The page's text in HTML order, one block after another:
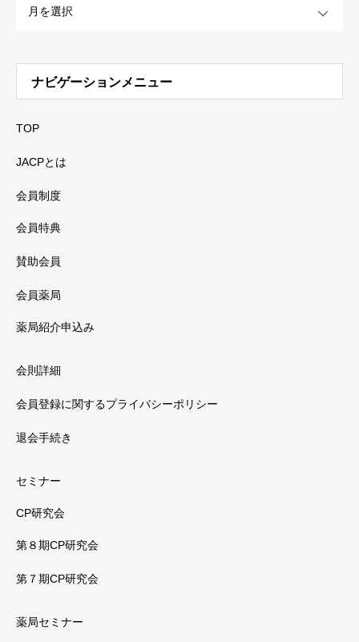
ナビゲーションメニュー
TOP
JACPとは
会員制度
会員特典
賛助会員
会員薬局
薬局紹介申込み
会則詳細
会員登録に関するプライバシーポリシー
退会手続き
セミナー
CP研究会
第８期CP研究会
第７期CP研究会
薬局セミナー